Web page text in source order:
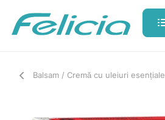
Balsam / Cremă cu uleiuri esențiale